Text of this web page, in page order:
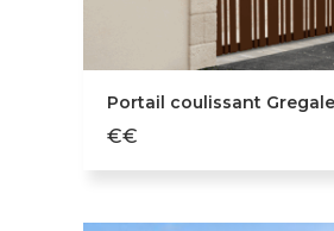
Portail coulissant
€€